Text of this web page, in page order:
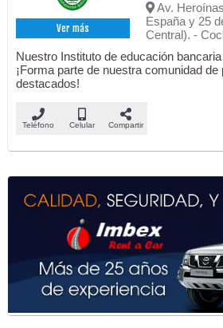
Ver más
Av.
España y 25
Central). -
Nuestro Instituto de educación
¡Forma parte de nuestra comunidad de
destacados!
Teléfono Celular Compartir